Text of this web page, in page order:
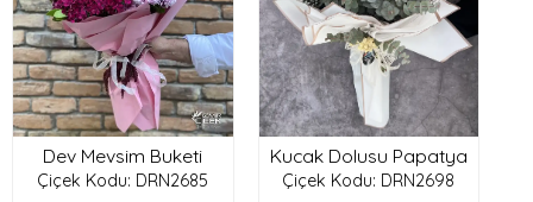
Dev Mevsim Buketi
Çiçek Kodu: DRN2685
Kucak Dolusu Papatya
Çiçek Kodu: DRN2698